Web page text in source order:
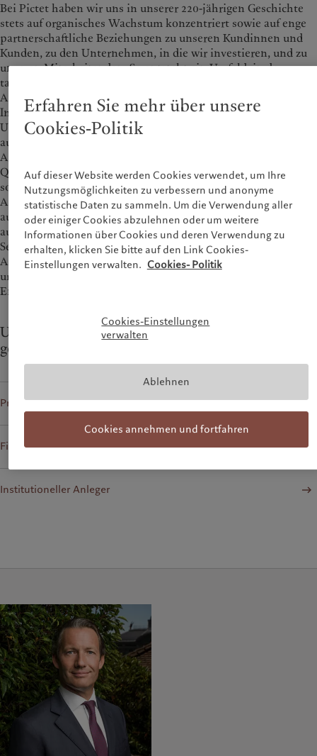
Bei Pictet haben wir uns in unserer 220-jährigen Geschichte
stets auf organisches Wachstum konzentriert sowie auf enge
partnerschaftliche Beziehungen zu unseren Kundinnen und
Kunden, zu den Unternehmen, in die wir investieren, und zu
unseren Mitarbeitenden. So entsteht ein Umfeld, in dem
talentierte Personen und Teams langfristige
Anlageentscheidungen treffen können, die im besten
Interesse unserer Kundinnen und Kunden sind.
Unser Streben nach Investment Leadership und unsere
ausgeprägte Innovationsfreude machen Pictet zum richtigen
Arbeitgeber für all jene, die nicht nur durch ihre
Qualifikationen und fachlichen Kompetenzen überzeugen,
sondern sich auch durch unabhängiges Denken und hohe
Anpassungsfähigkeit an ein im Wandel befindliches Umfeld
auszeichnen. Deshalb setzen unsere Investmentteams eher
auf Diskurs statt Konsens und auf Bescheidenheit statt
Selbstgefälligkeit. In einem sorgfältig abgestimmten
Anlageprozesses sammeln und analysieren sie Informationen,
um im Sinne der Investment Leadership fundierte
Entscheidungen zu treffen und diese konsequent umzusetzen.
Um auf spezifische Inhalte zugreifen zu können,
geben Sie an, welche Kategorie auf Sie zutrifft.
Privatanleger oder Familie
Finanzinstitut oder Intermediär
Institutioneller Anleger
Erfahren Sie mehr über unsere
Cookies-Politik
Auf dieser Website werden Cookies verwendet, um Ihre
Nutzungsmöglichkeiten zu verbessern und anonyme
statistische Daten zu sammeln. Um die Verwendung aller
oder einiger Cookies abzulehnen oder um weitere
Informationen über Cookies und deren Verwendung zu
erhalten, klicken Sie bitte auf den Link Cookies-
Einstellungen verwalten. Cookies- Politik
Cookies-Einstellungen
verwalten
Ablehnen
Cookies annehmen und fortfahren